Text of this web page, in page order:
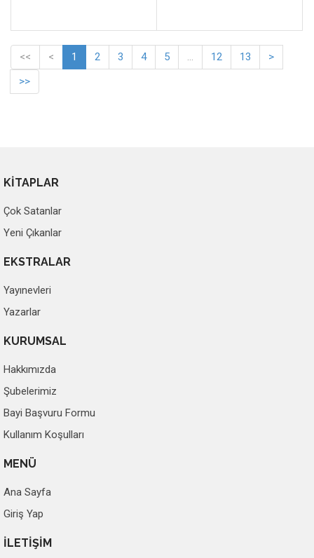
<< < 1 2 3 4 5 ... 12 13
>
>>
KİTAPLAR
Çok Satanlar
Yeni Çıkanlar
EKSTRALAR
Yayınevleri
Yazarlar
KURUMSAL
Hakkımızda
Şubelerimiz
Bayi Başvuru Formu
Kullanım Koşulları
MENÜ
Ana Sayfa
Giriş Yap
İLETİŞİM